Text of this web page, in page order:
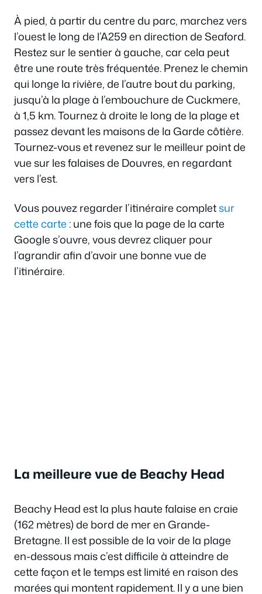
À pied, à partir du centre du parc, marchez vers
l’ouest le long de l’A259 en direction de Seaford.
Restez sur le sentier à gauche, car cela peut
être une route très fréquentée. Prenez le chemin
qui longe la rivière, de l’autre bout du parking,
jusqu’à la plage à l’embouchure de Cuckmere,
à 1,5 km. Tournez à droite le long de la plage et
passez devant les maisons de la Garde côtière.
Tournez-vous et revenez sur le meilleur point de
vue sur les falaises de Douvres, en regardant
vers l’est.
Vous pouvez regarder l’itinéraire completsur
cette carte : une fois que la page de la carte
Google s’ouvre, vous devrez cliquer pour
l’agrandir afin d’avoir une bonne vue de
l’itinéraire.
La meilleure vue de Beachy Head
Beachy Head est la plus haute falaise en craie
(162 mètres) de bord de mer en Grande-
Bretagne. Il est possible de la voir de la plage
en-dessous mais c’est difficile à atteindre de
cette façon et le temps est limité en raison des
marées qui montent rapidement. Il y a une bien